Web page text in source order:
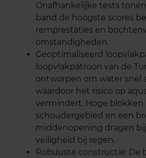
Onafhankelijke tests
band de hoogste scores
remprestaties en
omstandigheden.
Geoptimaliseerd
loopvlakpatroon van de
ontworpen om water snel
waardoor het risico op
vermindert. Hoge blokken
schoudergebied en een
middenopening dragen bij
veiligheid bij regen.
Robuuste constructie: De